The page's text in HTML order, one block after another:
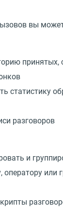
вы
принятых,
статистику
разговоров
и
или